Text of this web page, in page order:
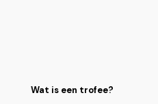
Wat is een trofee?